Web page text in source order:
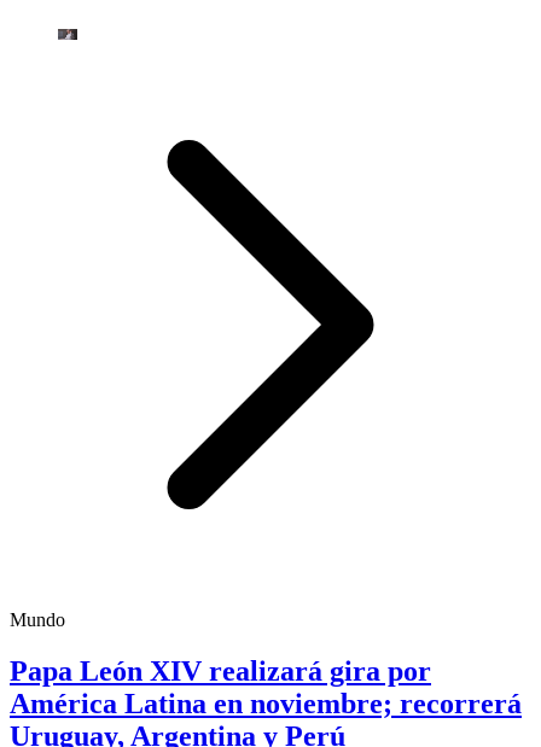
Mundo
Papa León XIV realizará gira por
América Latina en noviembre; recorrerá
Uruguay, Argentina y Perú